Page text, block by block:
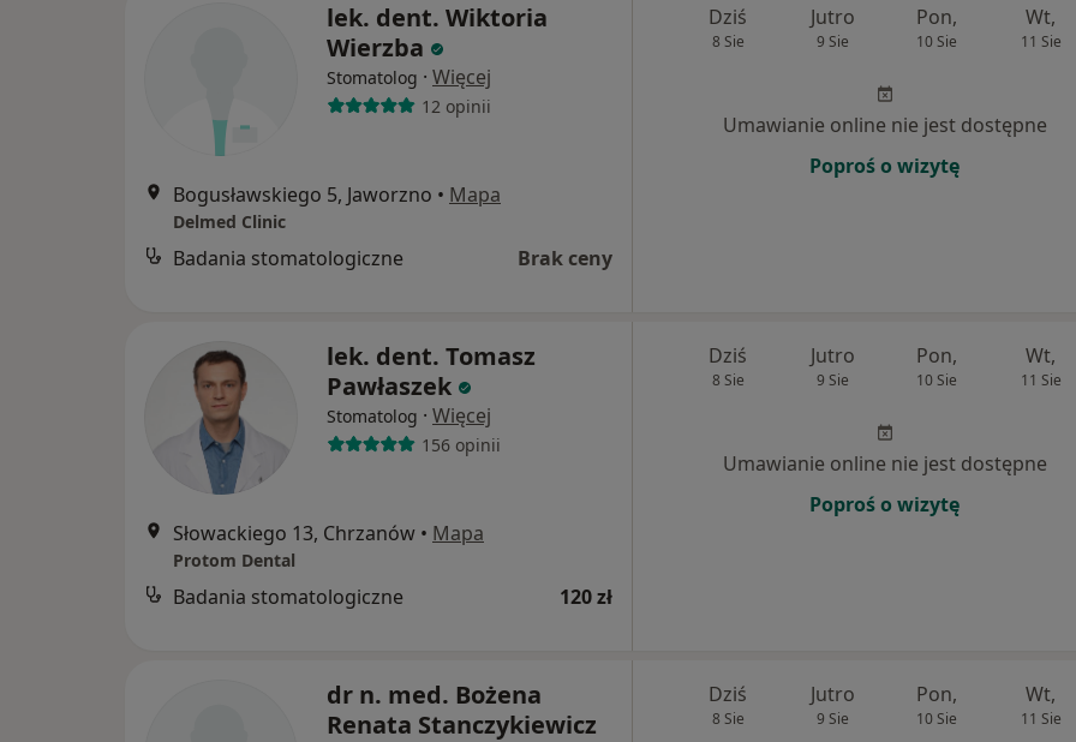
lek. dent. Wiktoria
Wierzba
Stomatolog · Więcej
12 opinii
Bogusławskiego 5, Jaworzno • Mapa
Delmed Clinic
Badania stomatologiczne Brak ceny
Dziś
8 Sie
Jutro
9 Sie
Pon,
10 Sie
Wt,
11 Sie
Umawianie online nie jest dostępne
Poproś o wizytę
lek. dent. Tomasz
Pawłaszek
Stomatolog · Więcej
156 opinii
Słowackiego 13, Chrzanów • Mapa
Protom Dental
Badania stomatologiczne 120 zł
Dziś
8 Sie
Jutro
9 Sie
Pon,
10 Sie
Wt,
11 Sie
Umawianie online nie jest dostępne
Poproś o wizytę
dr n. med. Bożena
Renata Stanczykiewicz
Dziś
8 Sie
Jutro
9 Sie
Pon,
10 Sie
Wt,
11 Sie